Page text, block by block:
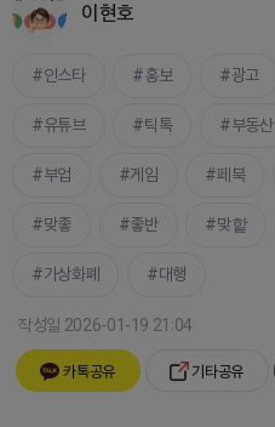
이현호
인스타 홍보 광고
유튜브 틱톡 부동산
부업 게임 페북
맞좋 좋반 맞핱
가상화폐 대행
작성일 2026-01-19 21:04
카톡공유 기타공유